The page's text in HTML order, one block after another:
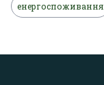
енергоспоживання